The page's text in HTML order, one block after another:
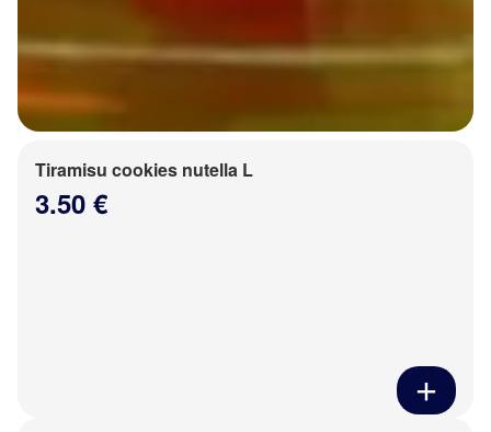
Tiramisu cookies nutella L
3.50 €